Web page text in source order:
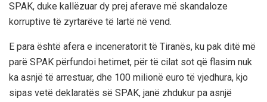
SPAK, duke kallëzuar dy prej aferave më skandaloze
korruptive të zyrtarëve të lartë në vend.
E para është afera e inceneratorit të Tiranës, ku pak ditë më
parë SPAK përfundoi hetimet, për të cilat sot që flasim nuk
ka asnjë të arrestuar, dhe 100 milionë euro të vjedhura, kjo
sipas vetë deklaratës së SPAK, janë zhdukur pa asnjë